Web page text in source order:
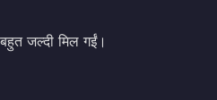
जल्दी मिल गईं।